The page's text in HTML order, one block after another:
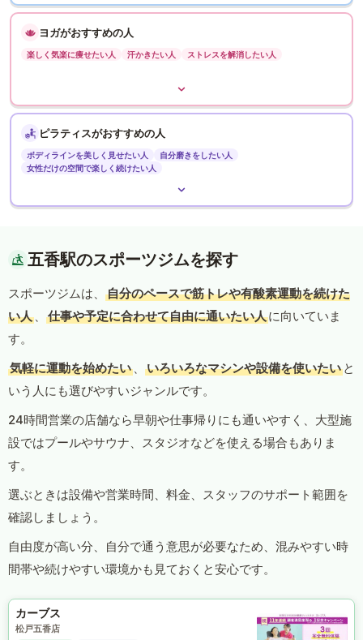
ヨガがおすすめの人
楽しく気楽に痩せたい人 汗かきたい人 ストレスを解消したい人
ピラティスがおすすめの人
ボディラインを美しく見せたい人
自分磨きをしたい人
女性だけの空間で楽しく続けたい人
五香駅のスポーツジムを探す
スポーツジムは、
自分のペースで筋トレや有酸素運動を続けた
い人 、 仕事や予定に合わせて自由に通いたい人に向いていま
す。
気軽に運動を始めたい 、 いろいろなマシンや設備を使いたい と
いう人にも選びやすいジャンルです。
24時間営業の店舗なら早朝や仕事帰りにも通いやすく、大型施
設ではプールやサウナ、スタジオなどを使える場合もありま
す。
選ぶときは設備や営業時間、料金、スタッフのサポート範囲を
確認しましょう。
自由度が高い分、自分で通う意思が必要なため、混みやすい時
間帯や続けやすい環境かも見ておくと安心です。
カーブス
松戸五香店